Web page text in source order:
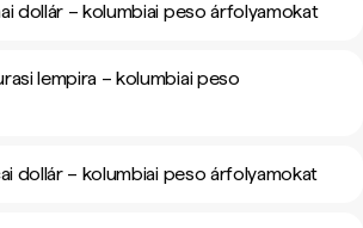
dollár – kolumbiai peso árfolyamokat
lempira – kolumbiai peso
dollár – kolumbiai peso árfolyamokat